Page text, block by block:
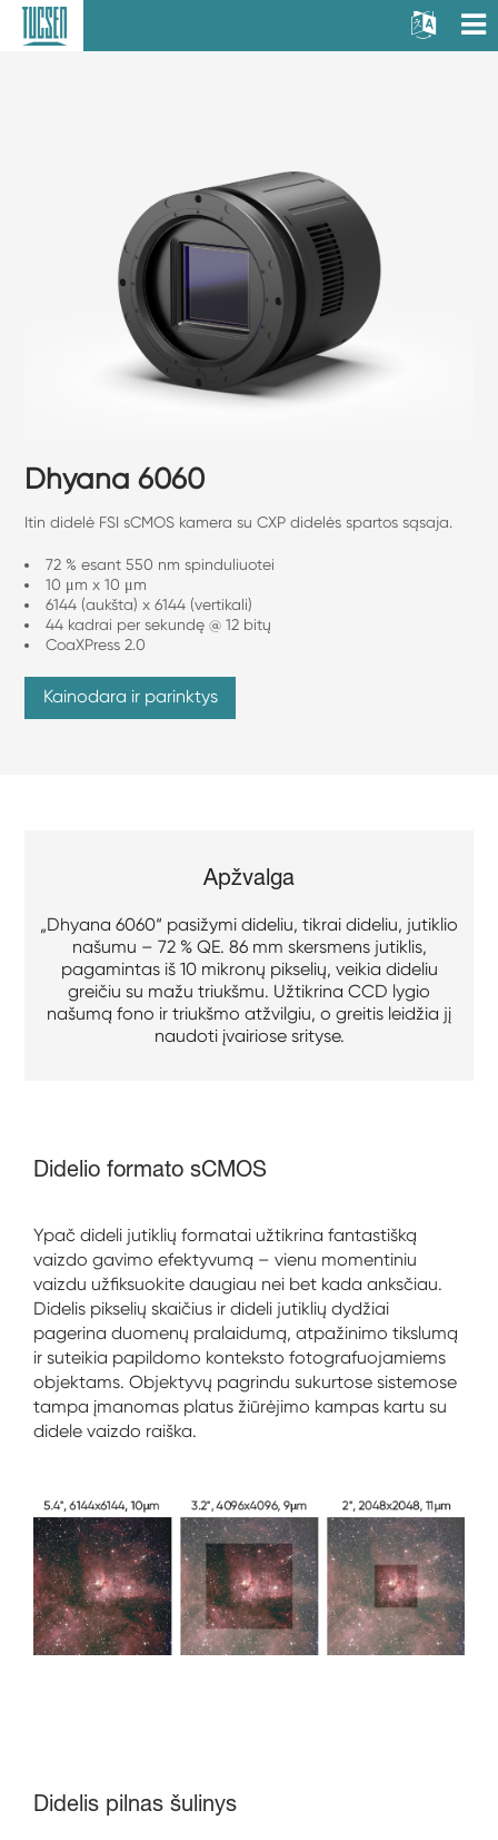
Dhyana 6060
Itin didelė FSI sCMOS kamera su CXP didelės spartos sąsaja.
72 % esant 550 nm spinduliuotei
10 μm x 10 μm
6144 (aukšta) x 6144 (vertikali)
44 kadrai per sekundę @ 12 bitų
CoaXPress 2.0
Kainodara ir parinktys
Apžvalga
„Dhyana 6060“ pasižymi dideliu, tikrai dideliu, jutiklio
našumu – 72 % QE. 86 mm skersmens jutiklis,
pagamintas iš 10 mikronų pikselių, veikia dideliu
greičiu su mažu triukšmu. Užtikrina CCD lygio
našumą fono ir triukšmo atžvilgiu, o greitis leidžia jį
naudoti įvairiose srityse.
Didelio formato sCMOS
Ypač dideli jutiklių formatai užtikrina fantastišką
vaizdo gavimo efektyvumą – vienu momentiniu
vaizdu užfiksuokite daugiau nei bet kada anksčiau.
Didelis pikselių skaičius ir dideli jutiklių dydžiai
pagerina duomenų pralaidumą, atpažinimo tikslumą
ir suteikia papildomo konteksto fotografuojamiems
objektams. Objektyvų pagrindu sukurtose sistemose
tampa įmanomas platus žiūrėjimo kampas kartu su
didele vaizdo raiška.
Didelis pilnas šulinys